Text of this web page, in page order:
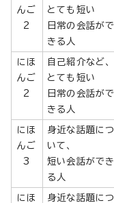
んご
2
とても短い
日常の会話がで
きる人
にほ
んご
2
自己紹介など、
とても短い
日常の会話がで
きる人
にほ
んご
3
身近な話題につ
いて、
短い会話ができ
る人
にほ
身近な話題につ